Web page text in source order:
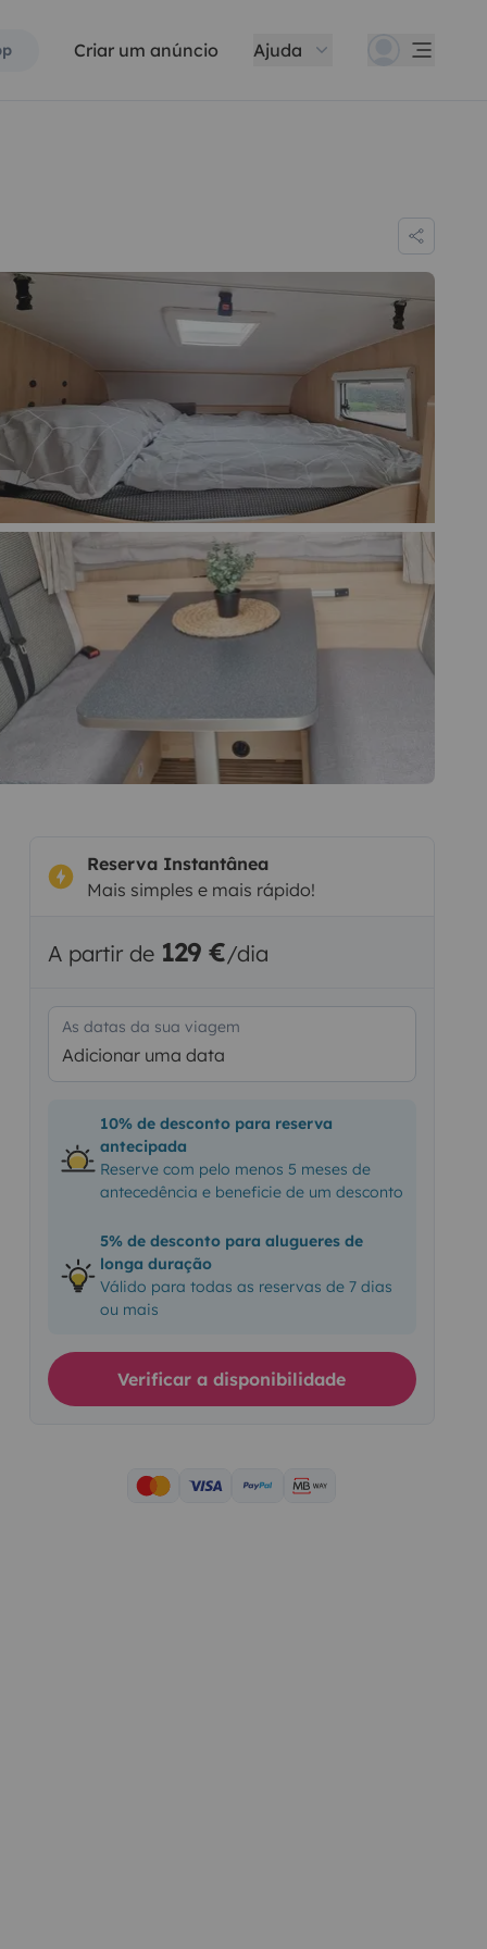
Criar um anúncio Ajuda
Reserva Instantânea
Mais simples e mais rápido!
A partir de 129 €/dia
As datas da sua viagem
Adicionar uma data
10% de desconto para reserva
antecipada
Reserve com pelo menos 5 meses de
antecedência e beneficie de um desconto
5% de desconto para alugueres de
longa duração
Válido para todas as reservas de 7 dias
ou mais
Verificar a disponibilidade